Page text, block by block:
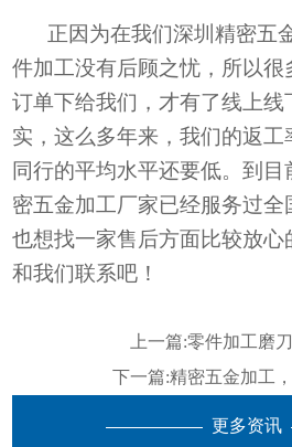
正因为在我们深圳精密五
件加工没有后顾之忧，所以很
订单下给我们， 才有了线上线
实，这么多年来，我们的返
同行的平均水平还要低。到目
密五金加工厂家已经服务过全
也想找一家售后方面比较放心
和我们联系吧！
上一篇:零件加工磨
下一篇:精密五金加工
更多资讯